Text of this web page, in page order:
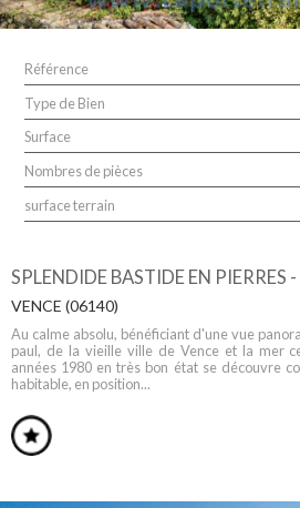
Référence
Type de Bien
Surface
Nombres de pièces
surface terrain
SPLENDIDE BASTIDE EN PIERRES
VENCE (06140)
Au calme absolu, bénéficiant d'une vue
paul, de la vieille ville de Vence et la mer
années 1980 en très bon état se découvre
habitable, en position...